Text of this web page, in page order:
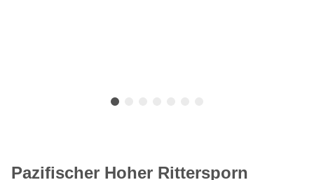
Pazifischer Hoher Rittersporn